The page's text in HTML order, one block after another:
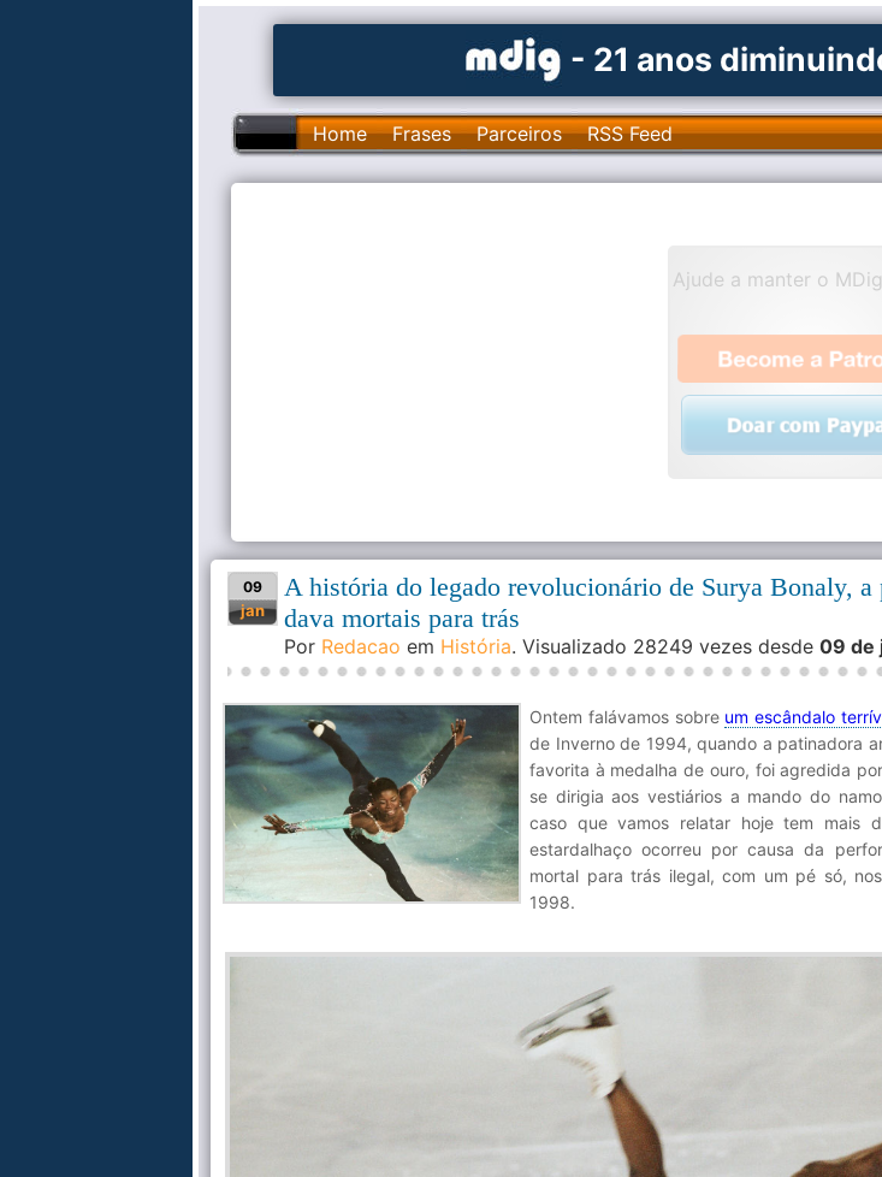
- 21 anos
Home Frases Parceiros RSS Feed
Ajude a manter o
09
jan
A história do legado revolucionário de Surya Bonaly, a
dava mortais para trás
Por Redacao em História. Visualizado 28249 vezes desde 09 de
Ontem falávamos sobre um escândalo
de Inverno de 1994, quando a patinadora
favorita à medalha de ouro, foi agredida
se dirigia aos vestiários a mando do
caso que vamos relatar hoje tem mais
estardalhaço ocorreu por causa da
mortal para trás ilegal, com um pé só,
1998.